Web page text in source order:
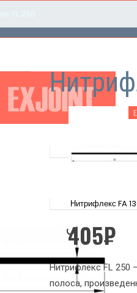
Нитрифлекс FA
405₽
Нитрифлекс FL 250
полоса,